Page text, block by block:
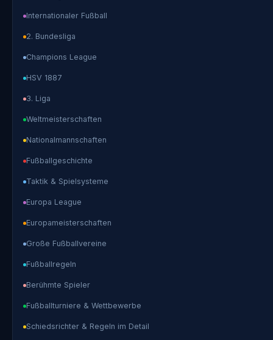
Internationaler Fußball
2. Bundesliga
Champions League
HSV 1887
3. Liga
Weltmeisterschaften
Nationalmannschaften
Fußballgeschichte
Taktik & Spielsysteme
Europa League
Europameisterschaften
Große Fußballvereine
Fußballregeln
Berühmte Spieler
Fußballturniere & Wettbewerbe
Schiedsrichter & Regeln im Detail